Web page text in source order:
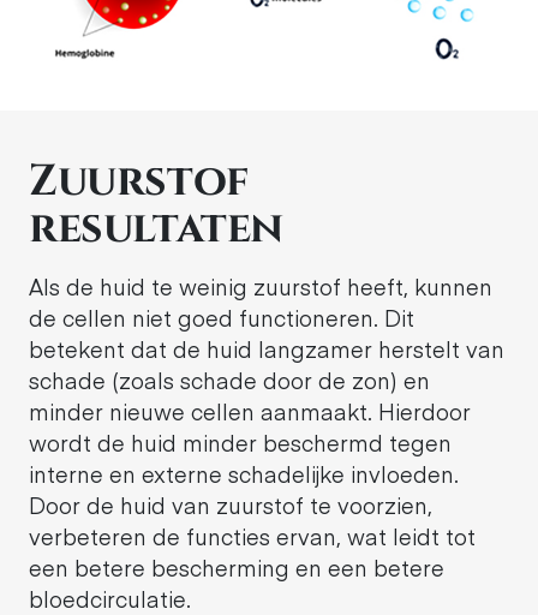
Zuurstof
resultaten
Als de huid te weinig zuurstof heeft, kunnen
de cellen niet goed functioneren. Dit
betekent dat de huid langzamer herstelt van
schade (zoals schade door de zon) en
minder nieuwe cellen aanmaakt. Hierdoor
wordt de huid minder beschermd tegen
interne en externe schadelijke invloeden.
Door de huid van zuurstof te voorzien,
verbeteren de functies ervan, wat leidt tot
een betere bescherming en een betere
bloedcirculatie.